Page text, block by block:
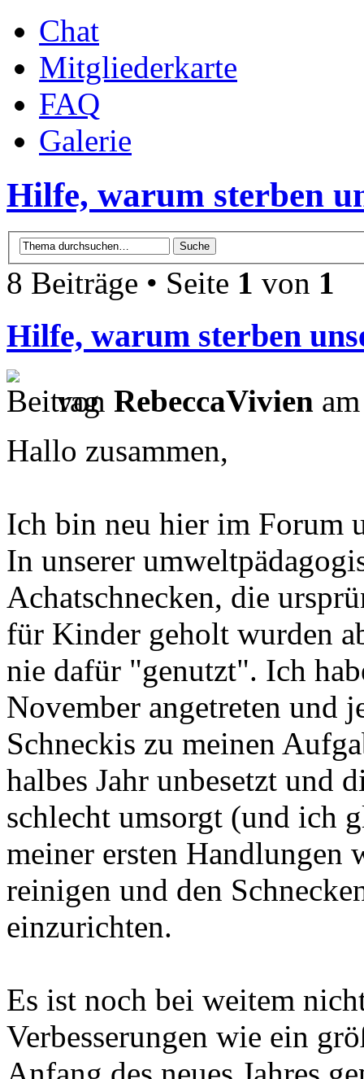
Chat
Mitgliederkarte
FAQ
Galerie
Hilfe, warum sterben
8 Beiträge • Seite 1 von 1
Hilfe, warum sterben
von RebeccaVivien
Hallo zusammen,
Ich bin neu hier im Forum
In unserer
Achatschnecken, die
für Kinder geholt wurden
nie dafür "genutzt". Ich
November angetreten und
Schneckis zu meinen
halbes Jahr unbesetzt und
schlecht umsorgt (und ich
meiner ersten Handlungen
reinigen und den
einzurichten.
Es ist noch bei weitem
Verbesserungen wie ein